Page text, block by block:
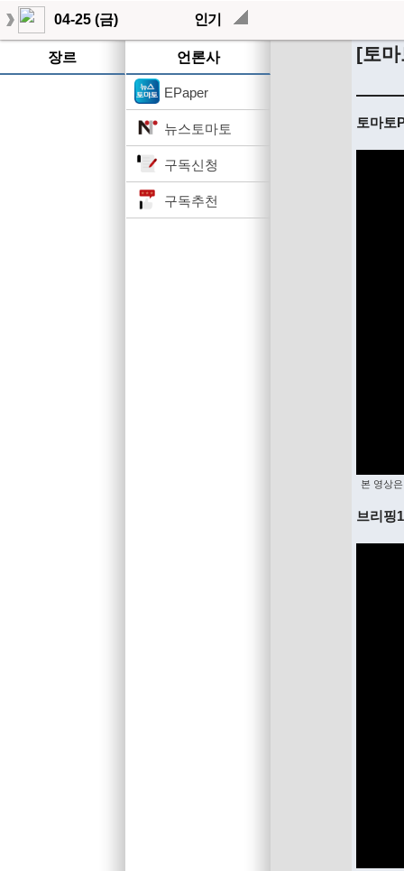
04-25 (금) 인기
장르 언론사
EPaper
뉴스토마토
구독신청
구독추천
[토
토마토
본 영상
브리핑